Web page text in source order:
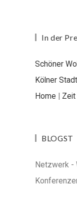
In der
Schöner
Kölner
Home | Zeit
BLOGST
Netzwerk -